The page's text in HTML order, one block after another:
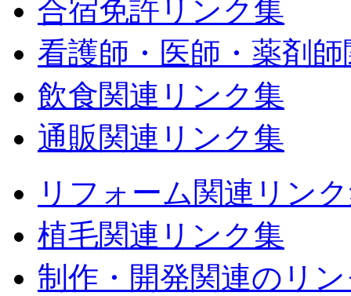
合宿免許リンク集
看護師・医師・薬剤
飲食関連リンク集
通販関連リンク集
リフォーム関連リン
植毛関連リンク集
制作・開発関連のリ